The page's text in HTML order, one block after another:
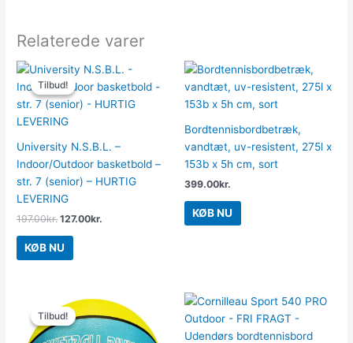
Relaterede varer
Tilbud!
Tilbud!
University N.S.B.L. –
Indoor/Outdoor basketbold –
str. 7 (senior) – HURTIG
LEVERING
197.00kr.
Den
oprindelige
pris
var:
197.00kr..
127.00kr.
Den
pris
er:
KØB NU
Bordtennisbordbetræk,
vandtæt, uv-resistent, 275l x
153b x 5h cm, sort
399.00kr.
KØB NU
Tilbud!
Tilbud!
Den
oprindelige
pris
var:
Den
aktuelle
pris
er: